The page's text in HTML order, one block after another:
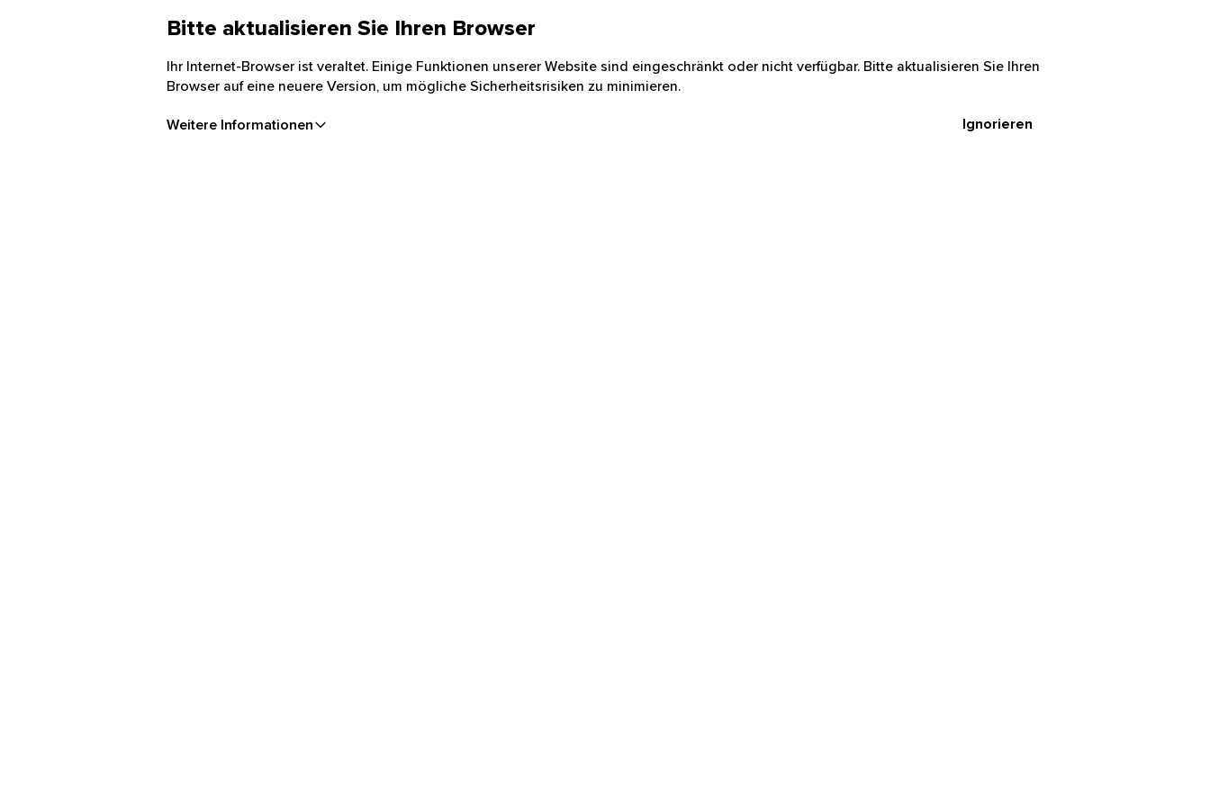
Bitte aktualisieren Sie Ihren Browser
Ihr Internet-Browser ist veraltet. Einige Funktionen unserer Website sind eingeschränkt oder nicht verfügbar. Bitte aktualisieren Sie Ihren
Browser auf eine neuere Version, um mögliche Sicherheitsrisiken zu minimieren.
Weitere Informationen Ignorieren